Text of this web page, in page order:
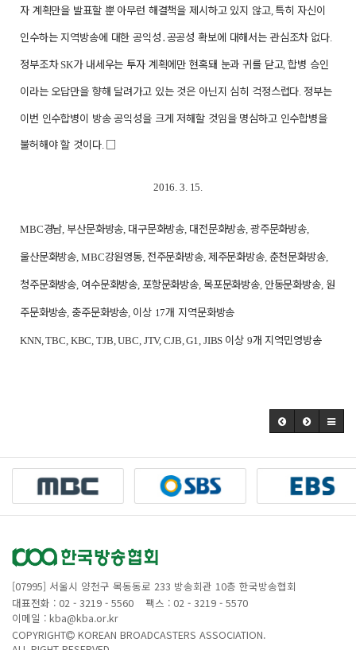
자 계획만을 발표할 뿐 아무런 해결책을 제시하고 있지 않고, 특히 자신이
인수하는 지역방송에 대한 공익성․공공성 확보에 대해서는 관심조차 없다.
정부조차SK가 내세우는 투자 계획에만 현혹돼 눈과 귀를 닫고,합병 승인
이라는 오답만을 향해 달려가고 있는 것은 아닌지 심히 걱정스럽다. 정부는
이번 인수합병이 방송 공익성을 크게 저해할 것임을 명심하고 인수합병을
불허해야 할 것이다. □
2016. 3. 15.
MBC경남, 부산문화방송, 대구문화방송, 대전문화방송, 광주문화방송,
울산문화방송, MBC강원영동, 전주문화방송, 제주문화방송, 춘천문화방송,
청주문화방송, 여수문화방송, 포항문화방송, 목포문화방송, 안동문화방송, 원
주문화방송, 충주문화방송, 이상 17개 지역문화방송
KNN, TBC, KBC, TJB, UBC, JTV, CJB, G1, JIBS 이상 9개 지역민영방송
[07995] 서울시 양천구 목동동로 233 방송회관 10층 한국방송협회
대표전화 : 02 - 3219 - 5560
팩스 : 02 - 3219 - 5570
이메일 : kba@kba.or.kr
COPYRIGHT
KOREAN BROADCASTERS ASSOCIATION.